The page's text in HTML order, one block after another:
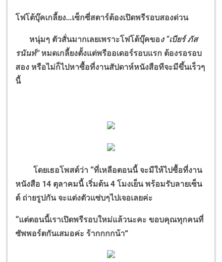
โฟโต้บุ๊คเกลี้ยง...เซ็กซี่สตาร์ต้องเปิดพรีรอบสองด่วน
หนุ่มๆ ตัวสั่นมากเลยเพราะโฟโต้บุ๊คของ “เบียร์ ภัส
รนันท์” หมดเกลี้ยงตั้งแต่พรีออเดอร์รอบแรก ต้องรอรอบ
สอง หรือไม่ก็ไปหาซื้อที่งานสัปดาห์หนังสือทีจะมีขึ้นเร็วๆ
นี้
โดยเธอโพสต์ว่า “ที่เหลือตอนนี้ จะมีให้ไปซื้อที่งาน
หนังสือ 14 ตุลาคมนี้ เริ่มต้น 4 โมงเย็น พร้อมรับลายเซ็น
ต์ ถ่ายรูปกัน จะแต่งตัวแซ่บๆไปเจอเลยค่ะ
“แต่ตอนนี้เราเปิดพรีรอบใหม่แล้วนะคะ ขอบคุณทุกคนที่
ซัพพอร์ตกันเสมอค่ะ ร้ากกกกน้า”